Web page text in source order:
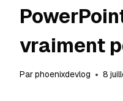
vraiment
Parphoenixdevlog 8